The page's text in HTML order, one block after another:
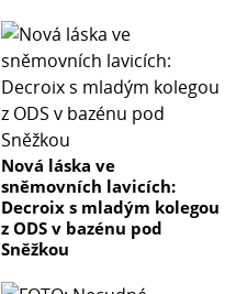
Nová láska ve
sněmovních lavicích:
Decroix s mladým kolegou
z ODS v bazénu pod
Sněžkou